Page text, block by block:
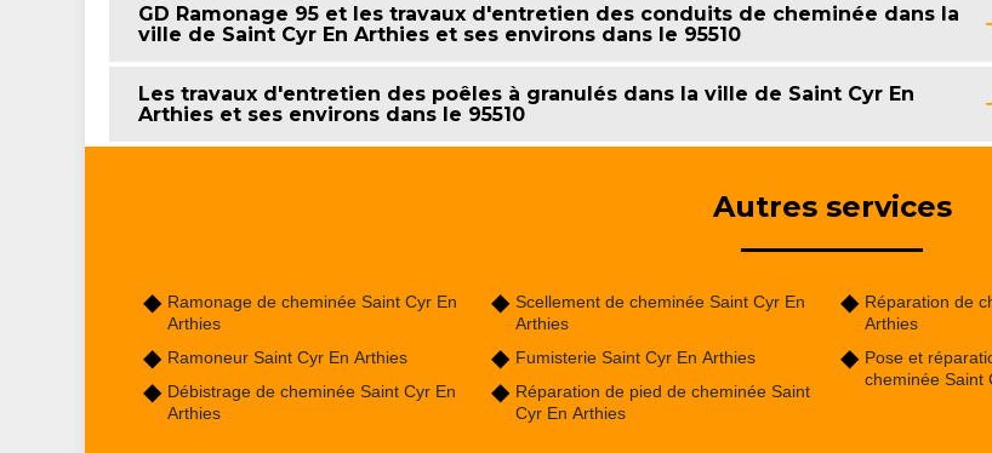
GD Ramonage 95 et les travaux d'entretien des conduits de cheminée dans la
ville de Saint Cyr En Arthies et ses environs dans le 95510
Les travaux d'entretien des poêles à granulés dans la ville de Saint Cyr En
Arthies et ses environs dans le 95510
Autres services
Ramonage de cheminée Saint Cyr En
Arthies
Ramoneur Saint Cyr En Arthies
Débistrage de cheminée Saint Cyr En
Arthies
Scellement de cheminée Saint Cyr En
Arthies
Fumisterie Saint Cyr En Arthies
Réparation de pied de cheminée Saint
Cyr En Arthies
Réparation de
Arthies
Pose et
cheminée Saint